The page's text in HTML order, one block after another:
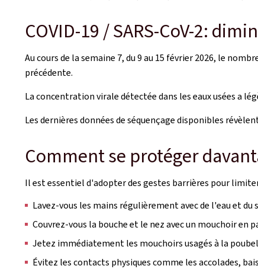
COVID-19 / SARS-CoV-2:
Au cours de la semaine 7, du 9 au 15 février 2026, le
précédente.
La concentration virale détectée dans les eaux usées a
Les dernières données de séquençage disponibles
Comment se protéger
Il est essentiel d'adopter des gestes barrières pour
Lavez-vous les mains régulièrement avec de l'eau et
Couvrez-vous la bouche et le nez avec un mouchoir en
Jetez immédiatement les mouchoirs usagés à la
Évitez les contacts physiques comme les accolades,